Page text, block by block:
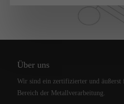
Über uns
Wir sind ein zertifizierter und
Bereich der Metallverarbeitung.